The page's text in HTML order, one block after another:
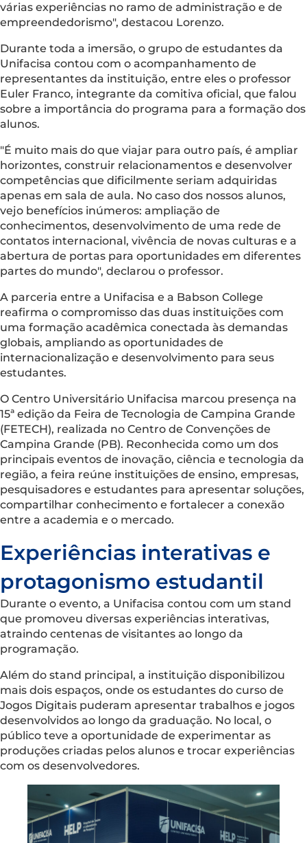
várias experiências no ramo de administração e de
empreendedorismo", destacou Lorenzo.
Durante toda a imersão, o grupo de estudantes da
Unifacisa contou com o acompanhamento de
representantes da instituição, entre eles o professor
Euler Franco, integrante da comitiva oficial, que falou
sobre a importância do programa para a formação dos
alunos.
"É muito mais do que viajar para outro país, é ampliar
horizontes, construir relacionamentos e desenvolver
competências que dificilmente seriam adquiridas
apenas em sala de aula. No caso dos nossos alunos,
vejo benefícios inúmeros: ampliação de
conhecimentos, desenvolvimento de uma rede de
contatos internacional, vivência de novas culturas e a
abertura de portas para oportunidades em diferentes
partes do mundo", declarou o professor.
A parceria entre a Unifacisa e a Babson College
reafirma o compromisso das duas instituições com
uma formação acadêmica conectada às demandas
globais, ampliando as oportunidades de
internacionalização e desenvolvimento para seus
estudantes.
O Centro Universitário Unifacisa marcou presença na
15ª edição da Feira de Tecnologia de Campina Grande
(FETECH), realizada no Centro de Convenções de
Campina Grande (PB). Reconhecida como um dos
principais eventos de inovação, ciência e tecnologia da
região, a feira reúne instituições de ensino, empresas,
pesquisadores e estudantes para apresentar soluções,
compartilhar conhecimento e fortalecer a conexão
entre a academia e o mercado.
Experiências interativas e
protagonismo estudantil
Durante o evento, a Unifacisa contou com um stand
que promoveu diversas experiências interativas,
atraindo centenas de visitantes ao longo da
programação.
Além do stand principal, a instituição disponibilizou
mais dois espaços, onde os estudantes do curso de
Jogos Digitais puderam apresentar trabalhos e jogos
desenvolvidos ao longo da graduação. No local, o
público teve a oportunidade de experimentar as
produções criadas pelos alunos e trocar experiências
com os desenvolvedores.